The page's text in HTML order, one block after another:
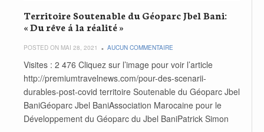
Territoire Soutenable du Géoparc Jbel Bani:
« Du rêve á la réalité »
POSTED ON MAI 28, 2021 AUCUN COMMENTAIRE
Visites : 2 476 Cliquez sur l’image pour voir l’article
http://premiumtravelnews.com/pour-des-scenarii-
durables-post-covid territoire Soutenable du Géoparc Jbel
BaniGéoparc Jbel BaniAssociation Marocaine pour le
Développement du Géoparc du Jbel BaniPatrick Simon